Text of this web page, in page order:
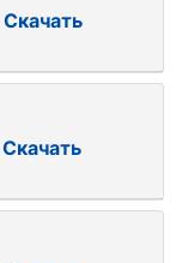
Скачать
Скачать